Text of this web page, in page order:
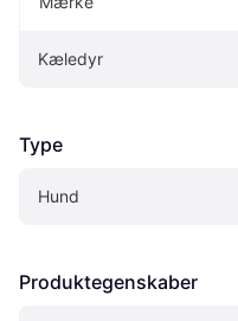
Kæledyr
Type
Hund
Produktegenskaber